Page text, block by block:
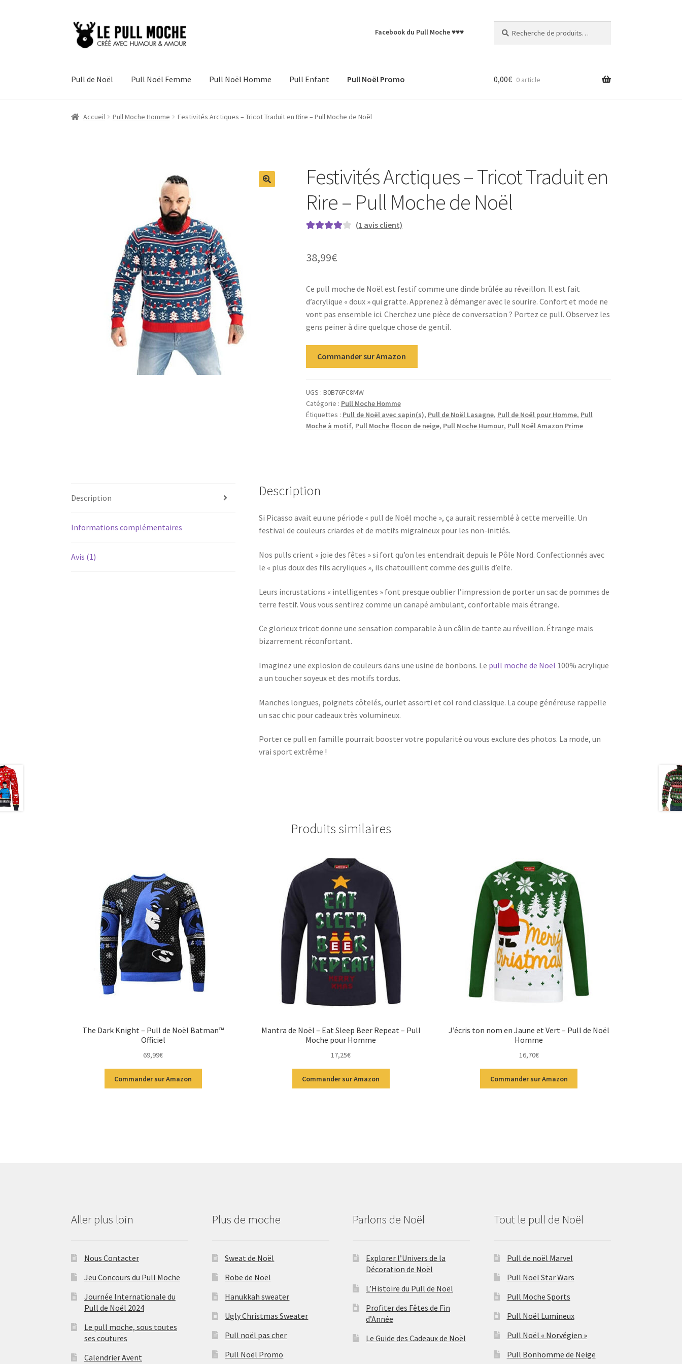
Aller
Aller
au
Facebook du Pull Moche ♥♥♥
pour :
Pull de Noël Pull Noël Femme Pull Noël Homme Pull Enfant Pull Noël Promo 0,00€ 0 article
Accueil Pull Moche Homme Festivités Arctiques – Tricot Traduit en Rire – Pull Moche de Noël
Festivités Arctiques – Tricot Traduit en
Rire – Pull Moche de Noël
sur
client
(1 avis client)
38,99€
Ce pull moche de Noël est festif comme une dinde brûlée au réveillon. Il est fait
d’acrylique « doux » qui gratte. Apprenez à démanger avec le sourire. Confort et mode ne
vont pas ensemble ici. Cherchez une pièce de conversation ? Portez ce pull. Observez les
gens peiner à dire quelque chose de gentil.
Commander sur Amazon
UGS : B0B76FC8MW
Catégorie : Pull Moche Homme
Étiquettes : Pull de Noël avec sapin(s), Pull de Noël Lasagne, Pull de Noël pour Homme, Pull
Moche à motif, Pull Moche flocon de neige, Pull Moche Humour, Pull Noël Amazon Prime
Description
Informations complémentaires
Avis (1)
Description
Si Picasso avait eu une période « pull de Noël moche », ça aurait ressemblé à cette merveille. Un
festival de couleurs criardes et de motifs migraineux pour les non-initiés.
Nos pulls crient « joie des fêtes » si fort qu’on les entendrait depuis le Pôle Nord. Confectionnés avec
le « plus doux des fils acryliques », ils chatouillent comme des guilis d’elfe.
Leurs incrustations « intelligentes » font presque oublier l’impression de porter un sac de pommes de
terre festif. Vous vous sentirez comme un canapé ambulant, confortable mais étrange.
Ce glorieux tricot donne une sensation comparable à un câlin de tante au réveillon. Étrange mais
bizarrement réconfortant.
Imaginez une explosion de couleurs dans une usine de bonbons. Le pull moche de Noël 100% acrylique
a un toucher soyeux et des motifs tordus.
Manches longues, poignets côtelés, ourlet assorti et col rond classique. La coupe généreuse rappelle
un sac chic pour cadeaux très volumineux.
Porter ce pull en famille pourrait booster votre popularité ou vous exclure des photos. La mode, un
vrai sport extrême !
Produits similaires
The Dark Knight – Pull de Noël Batman™
Officiel
69,99€
Commander sur Amazon
Mantra de Noël – Eat Sleep Beer Repeat – Pull
Moche pour Homme
17,25€
Commander sur Amazon
J’écris ton nom en Jaune et Vert – Pull de Noël
Homme
16,70€
Commander sur Amazon
Aller plus loin
Nous Contacter
Jeu Concours du Pull Moche
Journée Internationale du
Pull de Noël 2024
Le pull moche, sous toutes
ses coutures
Calendrier Avent
Plus de moche
Sweat de Noël
Robe de Noël
Hanukkah sweater
Ugly Christmas Sweater
Pull noël pas cher
Pull Noël Promo
Parlons de Noël
Explorer l’Univers de la
Décoration de Noël
L’Histoire du Pull de Noël
Profiter des Fêtes de Fin
d’Année
Le Guide des Cadeaux de Noël
Tout le pull de Noël
Pull de noël Marvel
Pull Noël Star Wars
Pull Moche Sports
Pull Noël Lumineux
Pull Noël « Norvégien »
Pull Bonhomme de Neige